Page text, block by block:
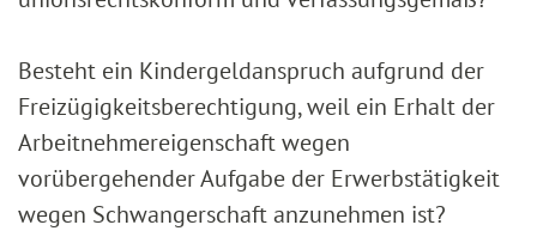
Besteht ein Kindergeldanspruch aufgrund der
Freizügigkeitsberechtigung, weil ein Erhalt der
Arbeitnehmereigenschaft wegen
vorübergehender Aufgabe der Erwerbstätigkeit
wegen Schwangerschaft anzunehmen ist?